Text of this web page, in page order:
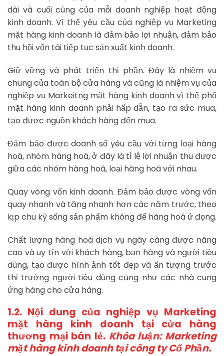
dài và cuối cùng của mỗi doanh nghiệp hoạt động
kinh doanh. Vì thế yêu cầu của nghiệp vụ Marketing
mặt hàng kinh doanh là đảm bảo lợi nhuận, đảm bảo
thu hồi vốn tái tiếp tục sản xuất kinh doanh.
Giữ vững và phát triển thị phần. Đây là nhiệm vụ
chung của toàn bộ cửa hàng và cũng là nhiệm vụ của
nghiệp vụ Markeitng mặt hàng kinh doanh vì thế phổ
mặt hàng kinh doanh phải hấp dẫn, tạo ra sức mua,
tạo được nguồn khách hàng đến mua.
Đảm bảo được doanh số yêu cầu với từng loại hàng
hoá, nhóm hàng hoá, ở đây là tỉ lệ lợi nhuận thu được
giữa các nhóm hàng hoá, loại hàng hoá với nhau.
Quay vòng vốn kinh doanh. Đảm bảo được vòng vốn
quay nhanh và tăng nhanh hơn các năm trước, theo
kịp chu kỳ sống sản phẩm không để hàng hoá ứ đọng.
Chất lượng hàng hoá dịch vụ ngày càng được nâng
cao và uy tín với khách hàng, bạn hàng và người tiêu
dùng, tạo được hình ảnh tốt đẹp và ấn tượng trước
thị trường người tiêu dùng cũng như các nhà cung
ứng hàng cho cửa hàng.
1.2. Nội dung của nghiệp vụ Marketing
mặt hàng kinh doanh tại cửa hàng
thương mại bán lẻ. Khóa luận: Marketing
mặt hàng kinh doanh tại công ty Cổ Phần.